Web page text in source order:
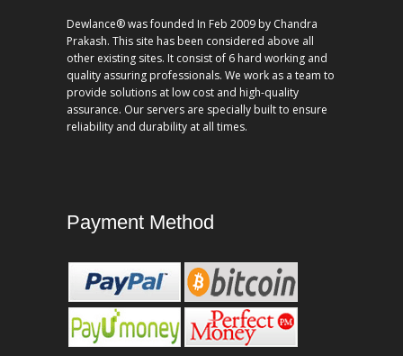
Dewlance® was founded In Feb 2009 by Chandra
Prakash. This site has been considered above all
other existing sites. It consist of 6 hard working and
quality assuring professionals. We work as a team to
provide solutions at low cost and high-quality
assurance. Our servers are specially built to ensure
reliability and durability at all times.
Payment Method